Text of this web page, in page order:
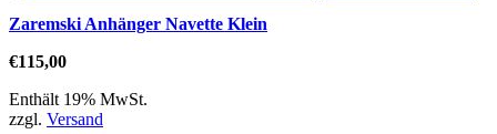
Zaremski Anhänger Navette Klein
€115,00
Enthält 19% MwSt.
zzgl. Versand